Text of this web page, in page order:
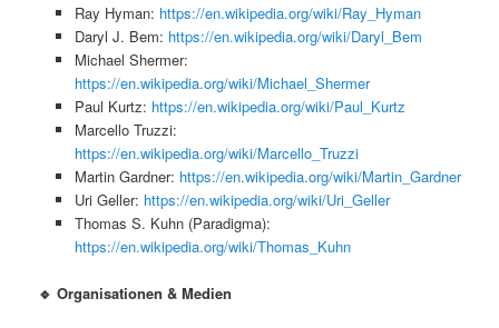
Ray Hyman: https://en.wikipedia.org/wiki/Ray_Hyman
Daryl J. Bem: https://en.wikipedia.org/wiki/Daryl_Bem
Michael Shermer:
https://en.wikipedia.org/wiki/Michael_Shermer
Paul Kurtz: https://en.wikipedia.org/wiki/Paul_Kurtz
Marcello Truzzi:
https://en.wikipedia.org/wiki/Marcello_Truzzi
Martin Gardner: https://en.wikipedia.org/wiki/Martin_Gardner
Uri Geller: https://en.wikipedia.org/wiki/Uri_Geller
Thomas S. Kuhn (Paradigma):
https://en.wikipedia.org/wiki/Thomas_Kuhn
🔹 Organisationen & Medien